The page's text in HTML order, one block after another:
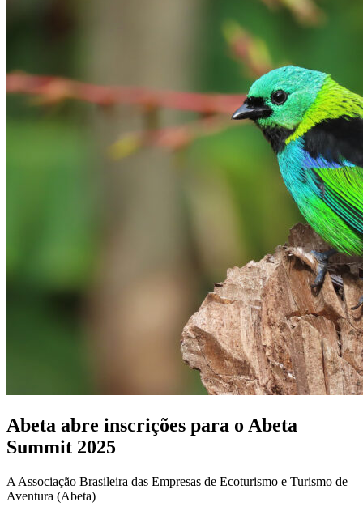
Abeta abre inscrições para o Abeta
Summit 2025
A Associação Brasileira das Empresas de Ecoturismo e Turismo de
Aventura (Abeta)